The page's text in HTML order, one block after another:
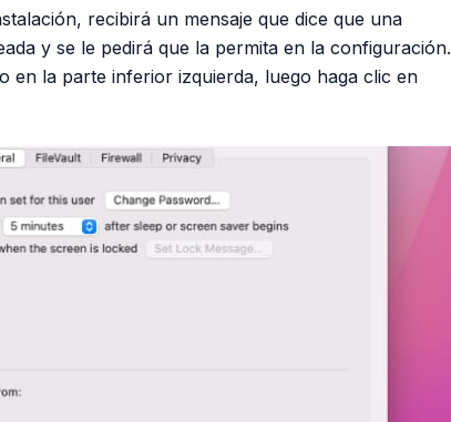
recibirá un mensaje que dice que una
y se le pedirá que la permita en la configuración.
en la parte inferior izquierda, luego haga clic en